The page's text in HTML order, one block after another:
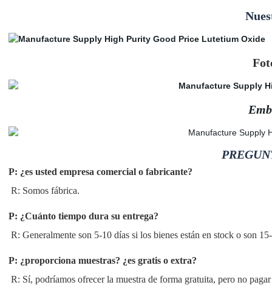
P: ¿es usted empresa comercial o fabricante?
R: Somos fábrica.
P: ¿Cuánto tiempo dura su entrega?
R: Generalmente son 5-10 días si los bienes están en stock o son
P: ¿proporciona muestras? ¿es gratis o extra?
R: Sí, podríamos ofrecer la muestra de forma gratuita, pero no